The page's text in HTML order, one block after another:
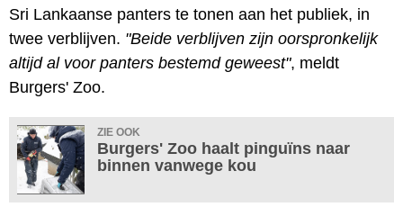
Sri Lankaanse panters te tonen aan het publiek, in
twee verblijven. "Beide verblijven zijn oorspronkelijk
altijd al voor panters bestemd geweest", meldt
Burgers' Zoo.
ZIE OOK
Burgers' Zoo haalt pinguïns naar
binnen vanwege kou